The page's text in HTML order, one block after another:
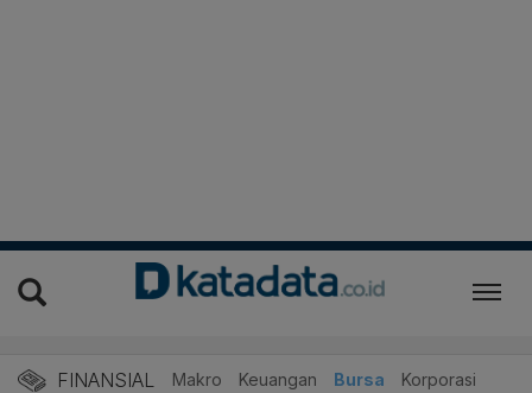
FINANSIAL Makro Keuangan Bursa Korporasi